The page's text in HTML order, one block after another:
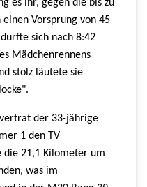
es ihr, gegen die bis zu
Vorsprung von 45
sich nach 8:42
Mädchenrennens
stolz läutete sie
der 33-jährige
1 den TV
die 21,1 Kilometer um
was im